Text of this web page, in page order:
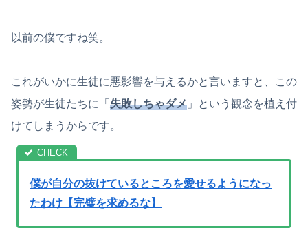
以前の僕ですね笑。
これがいかに生徒に悪影響を与えるかと言いますと、この
姿勢が生徒たちに「 失敗しちゃダメ 」という観念を植え付
けてしまうからです。
僕が自分の抜けているところを愛せるようになっ
たわけ【完璧を求めるな】